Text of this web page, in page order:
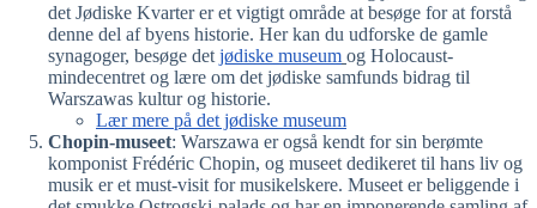
det Jødiske Kvarter er et vigtigt område at besøge for at forstå
denne del af byens historie. Her kan du udforske de gamle
synagoger, besøge det jødiske museum og Holocaust-
mindecentret og lære om det jødiske samfunds bidrag til
Warszawas kultur og historie.
Lær mere på det jødiske museum
Chopin-museet: Warszawa er også kendt for sin berømte
komponist Frédéric Chopin, og museet dedikeret til hans liv og
musik er et must-visit for musikelskere. Museet er beliggende i